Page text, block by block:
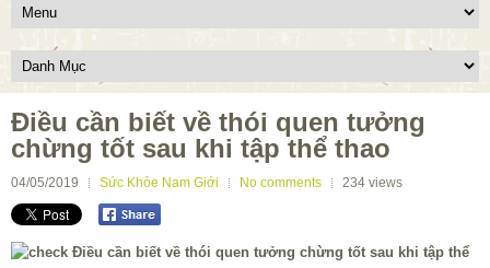
Điều cần biết về thói quen tưởng
chừng tốt sau khi tập thể thao
04/05/2019 Sức Khỏe Nam Giới No comments 234 views